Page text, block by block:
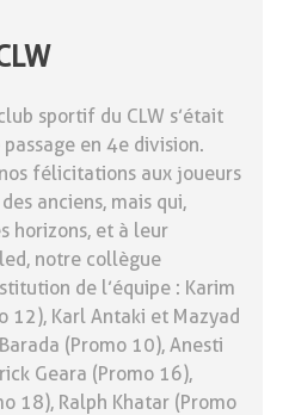
sportif du CLW s’était
en 4e division.
félicitations aux joueurs
anciens, mais qui,
horizons, et à leur
notre collègue
de l’équipe : Karim
12), Karl Antaki et Mazyad
(Promo 10), Anesti
Geara (Promo 16),
18), Ralph Khatar (Promo